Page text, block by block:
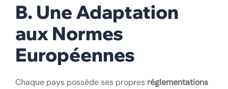
B. Une Adaptation
aux Normes
Européennes
Chaque pays possède ses propres réglementations